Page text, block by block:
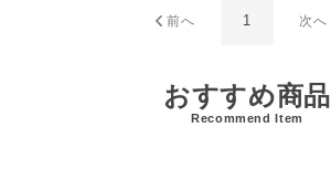
前へ 1 次へ
おすすめ商品
Recommend Item